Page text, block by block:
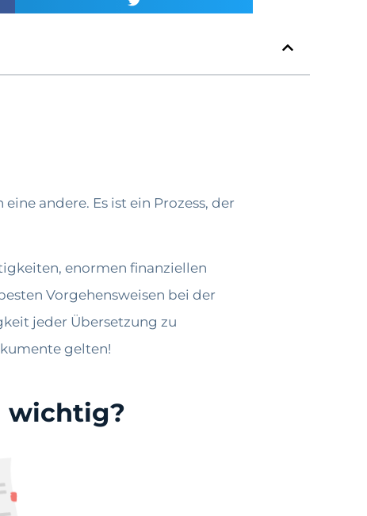
andere. Es ist ein Prozess, der
enormen finanziellen
Vorgehensweisen bei der
jeder Übersetzung zu
gelten!
wichtig?